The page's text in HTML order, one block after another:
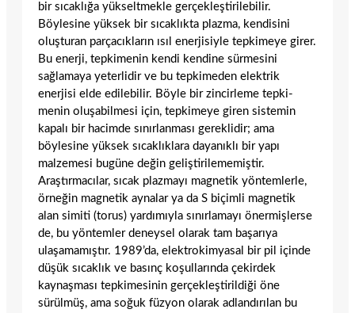
bir sıcaklığa yükseltmekle gerçekleştirilebilir.
Böylesine yüksek bir sıcaklıkta plazma, kendisini
oluşturan parçacıkların ısıl enerji­siyle tepkimeye girer.
Bu enerji, tepkime­nin kendi kendine sürmesini
sağlamaya yeterlidir ve bu tepkimeden elektrik
enerjisi elde edilebilir. Böyle bir zincirleme tepki­
menin oluşabilmesi için, tepkimeye giren sistemin
kapalı bir hacimde sınırlanması gereklidir; ama
böylesine yüksek sıcaklıkla­ra dayanıklı bir yapı
malzemesi bugüne değin geliştirilememiştir.
Araştırmacılar, sı­cak plazmayı magnetik yöntemlerle,
örne­ğin magnetik aynalar ya da S biçimli magnetik
alan simiti (torus) yardımıyla sınırlamayı önermişlerse
de, bu yöntemler deneysel olarak tam başarıya
ulaşamamış­tır. 1989’da, elektrokimyasal bir pil içinde
düşük sıcaklık ve basınç koşullarında çekir­dek
kaynaşması tepkimesinin gerçekleştiril­diği öne
sürülmüş, ama soğuk füzyon olarak adlandırılan bu